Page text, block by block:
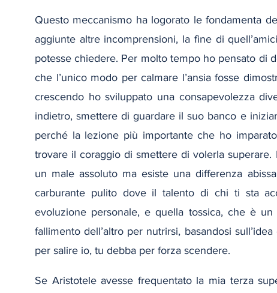
Questo meccanismo ha logorato le fondamenta
aggiunte altre incomprensioni, la fine di
potesse chiedere. Per molto tempo ho pensato di
che l’unico modo per calmare l’ansia fosse
crescendo ho sviluppato una consapevolezza
indietro, smettere di guardare il suo banco e
perché la lezione più importante che ho
trovare il coraggio di smettere di volerla
un male assoluto ma esiste una differenza
carburante pulito dove il talento di chi ti sta
evoluzione personale, e quella tossica, che è
fallimento dell’altro per nutrirsi, basandosi
per salire io, tu debba per forza scendere.
Se Aristotele avesse frequentato la mia terza